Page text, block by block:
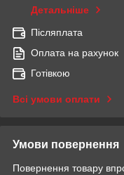
Детальніше
Післяплата
Оплата на рахунок
Готівкою
Всі умови оплати
Умови повернення
Повернення товару